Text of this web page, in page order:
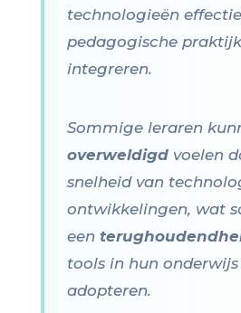
technologieën
pedagogische
integreren.
Sommige leraren
overweldigdvoelen
snelheid van
ontwikkelingen, wat
een
tools in hun
adopteren.